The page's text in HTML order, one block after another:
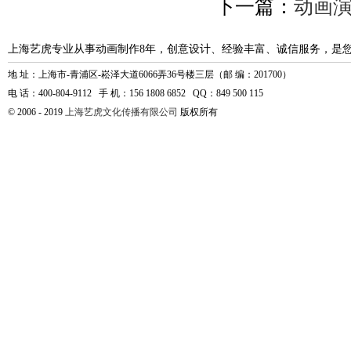
下一篇： 动画
上海艺虎专业从事动画制作8年，创意设计、经验丰富、诚信服务，是
地 址：上海市-青浦区-崧泽大道6066弄36号楼三层（邮 编：201700）
电 话：400-804-9112 手 机：156 1808 6852 QQ：849 500 115
© 2006 - 2019 上海艺虎文化传播有限公司 版权所有